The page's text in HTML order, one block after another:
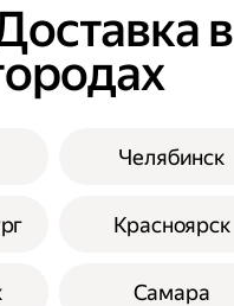
в
Челябинск
Красноярск
Самара